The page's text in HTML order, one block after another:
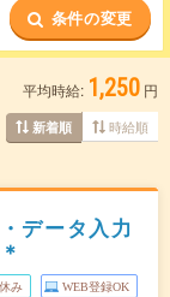
条件の変更
平均時給: 1,250 円
新着順 時給順
データ入力
み WEB登録OK